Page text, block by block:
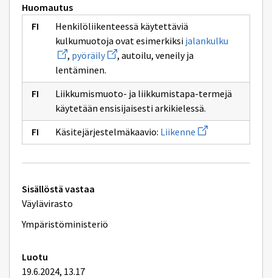
Huomautus
Henkilöliikenteessä käytettäviä
kulkumuotoja ovat esimerkiksi jalankulku
, pyöräilyAvaa
uuden
ikkunan
sivulle
pyöräily
, autoilu, veneily ja
lentäminen.
Liikkumismuoto- ja liikkumistapa-termejä
käytetään ensisijaisesti arkikielessä.
Käsitejärjestelmäkaavio: Liikenne Avaa
uuden
ikkunan
Tekniset
lisätiedot
Sisällöstä vastaa
Väylävirasto
Ympäristöministeriö
Luotu
19.6.2024, 13.17